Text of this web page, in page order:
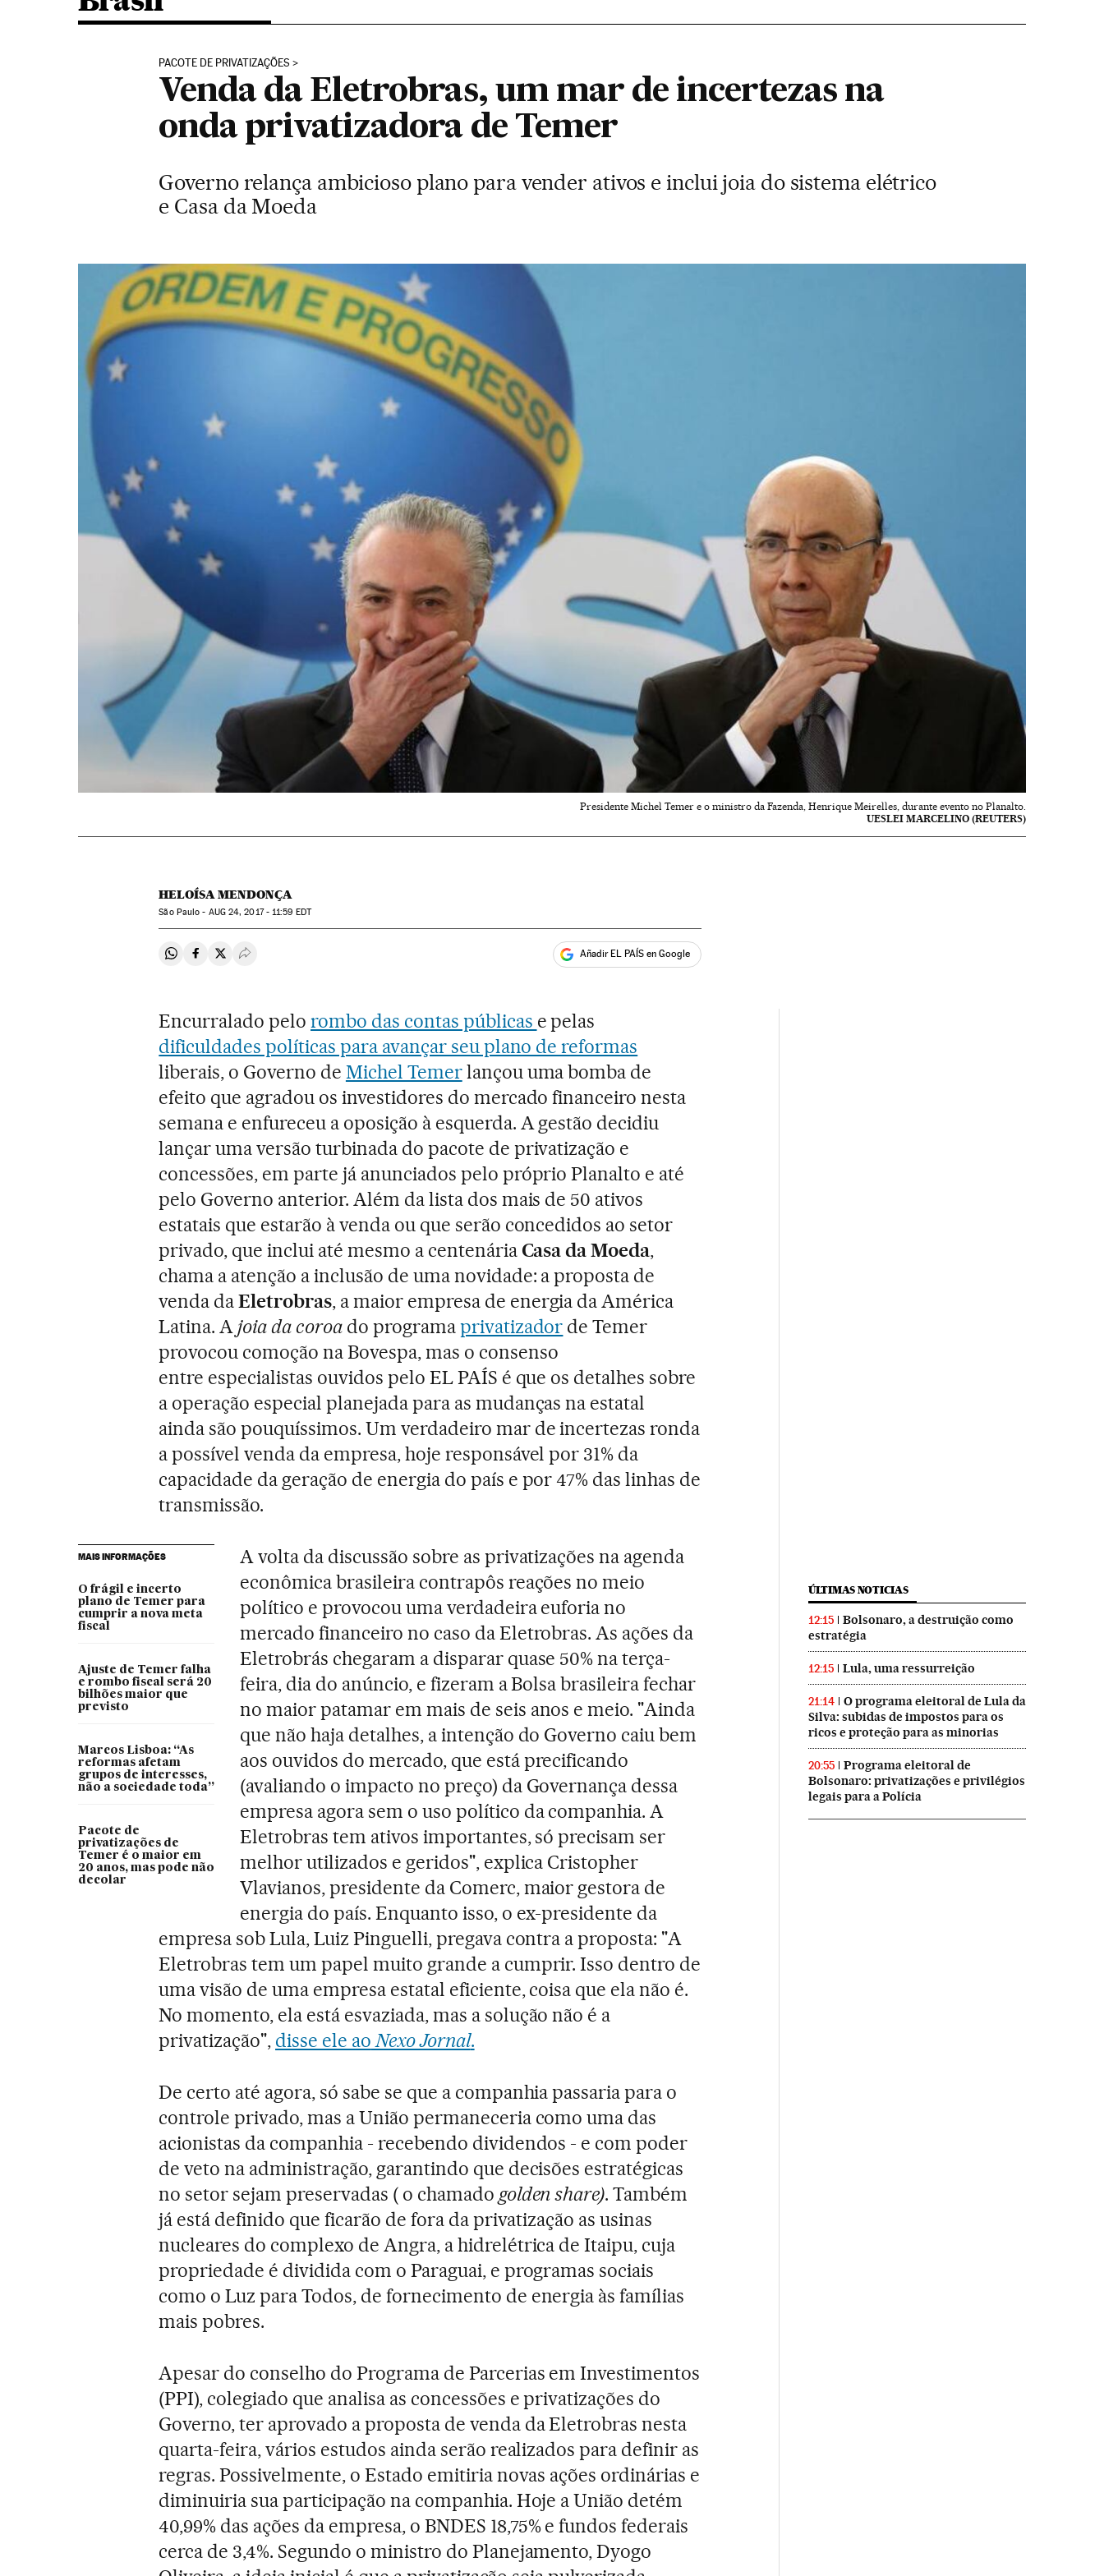
PACOTE DE PRIVATIZAÇÕES
Venda da Eletrobras, um mar de incertezas na
onda privatizadora de Temer
Governo relança ambicioso plano para vender ativos e inclui joia do sistema elétrico
e Casa da Moeda
Presidente Michel Temer e o ministro da Fazenda, Henrique Meirelles, durante evento no Planalto.
UESLEI MARCELINO (REUTERS)
HELOÍSA MENDONÇA
São Paulo - AUG24, 2017 - 11:59 EDT
Compartir en Whatsapp
Compartir en Facebook
Compartir en Twitter
Desplegar Redes Sociales Añadir EL PAÍS en Google
Encurralado pelorombo das contas públicas e pelas
dificuldades políticas para avançar seu plano de reformas
liberais, o Governo de Michel Temerlançou uma bomba de
efeito que agradou os investidores do mercado financeiro nesta
semana e enfureceu a oposição à esquerda. A gestão decidiu
lançar uma versão turbinada do pacote de privatização e
concessões, em parte já anunciados pelo próprio Planalto e até
pelo Governo anterior. Além da lista dos mais de 50 ativos
estatais que estarão à venda ou que serão concedidos ao setor
privado, que inclui até mesmo a centenária Casa da Moeda,
chama a atenção a inclusão de uma novidade: a proposta de
venda daEletrobras, a maior empresa de energia da América
Latina. Ajoia da coroado programaprivatizador de Temer
provocou comoção na Bovespa, mas o consenso
entre especialistas ouvidos pelo EL PAÍS é que os detalhes sobre
a operação especial planejada para as mudanças na estatal
ainda são pouquíssimos. Um verdadeiro mar de incertezas ronda
a possível venda da empresa, hoje responsável por 31% da
capacidade da geração de energia do país e por 47% das linhas de
transmissão.
MAIS INFORMAÇÕES
O frágil e incerto
plano de Temer para
cumprir a nova meta
fiscal
Ajuste de Temer falha
e rombo fiscal será 20
bilhões maior que
previsto
Marcos Lisboa: “As
reformas afetam
grupos de interesses,
não a sociedade toda”
Pacote de
privatizações de
Temer é o maior em
20 anos, mas pode não
decolar
A volta da discussão sobre as privatizações na agenda
econômica brasileira contrapôs reações no meio
político e provocou uma verdadeira euforia no
mercado financeiro no caso da Eletrobras. As ações da
Eletrobrás chegaram a disparar quase 50% na terça-
feira, dia do anúncio, e fizeram a Bolsa brasileira fechar
no maior patamar em mais de seis anos e meio. "Ainda
que não haja detalhes, a intenção do Governo caiu bem
aos ouvidos do mercado, que está precificando
(avaliando o impacto no preço) da Governança dessa
empresa agora sem o uso político da companhia. A
Eletrobras tem ativos importantes, só precisam ser
melhor utilizados e geridos", explica Cristopher
Vlavianos, presidente da Comerc, maior gestora de
energia do país. Enquanto isso, o ex-presidente da
empresa sob Lula, Luiz Pinguelli, pregava contra a proposta: "A
Eletrobras tem um papel muito grande a cumprir. Isso dentro de
uma visão de uma empresa estatal eficiente, coisa que ela não é.
No momento, ela está esvaziada, mas a solução não é a
privatização", disse ele aoNexo Jornal.
De certo até agora, só sabe se que a companhia passaria para o
controle privado, mas a União permaneceria como uma das
acionistas da companhia - recebendo dividendos - e com poder
de veto na administração, garantindo que decisões estratégicas
no setor sejam preservadas ( o chamado golden share). Também
já está definido que ficarão de fora da privatização as usinas
nucleares do complexo de Angra, a hidrelétrica de Itaipu, cuja
propriedade é dividida com o Paraguai, e programas sociais
como o Luz para Todos, de fornecimento de energia às famílias
mais pobres.
Apesar do conselho do Programa de Parcerias em Investimentos
(PPI), colegiado que analisa as concessões e privatizações do
Governo, ter aprovado a proposta de venda da Eletrobras nesta
quarta-feira, vários estudos ainda serão realizados para definir as
regras. Possivelmente, o Estado emitiria novas ações ordinárias e
diminuiria sua participação na companhia. Hoje a União detém
40,99% das ações da empresa, o BNDES 18,75% e fundos federais
cerca de 3,4%. Segundo o ministro do Planejamento, Dyogo
ÚLTIMAS NOTICIAS
12:15
Bolsonaro, a destruição como
estratégia
12:15 Lula, uma ressurreição
21:14
O programa eleitoral de Lula da
Silva: subidas de impostos para os
ricos e proteção para as minorias
20:55
Programa eleitoral de
Bolsonaro: privatizações e privilégios
legais para a Polícia